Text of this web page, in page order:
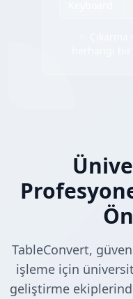
TableConvert,
işleme için
geliştirme